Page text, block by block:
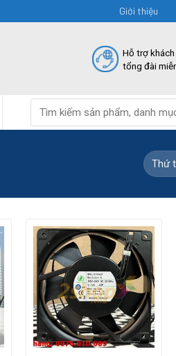
Giới thiệu
Hỗ trợ khách
tổng đài
kiếm: